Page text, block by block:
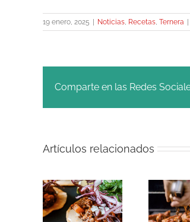
19 enero, 2025 Noticias, Recetas, Ternera
Comparte en las Redes
Artículos relacionados
Ración de
carne por